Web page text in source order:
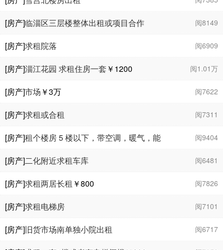
阅8149
[房产]临淄区三层楼整体出租或项目合作
阅6909
[房产]求租院落
阅1.01万
[房产]淄江花园 求租住房一套 ￥1200
阅7622
[房产]市场 ￥3万
阅7311
[房产]求租或合租
阅9404
[房产]租个楼房 5 楼以下，带空调，暖气，能
做饭就行
阅6481
[房产]二化附近求租车库
阅7826
[房产]求租两居长租 ￥800
阅7101
[房产]求租电梯房
阅6717
[房产]旧货市场南单独小院出租